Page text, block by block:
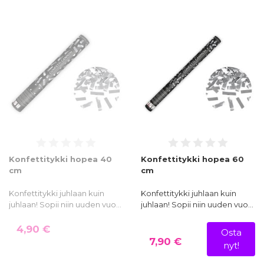
Konfettitykki hopea 40
cm
Konfettitykki juhlaan kuin
juhlaan! Sopii niin uuden vuo…
4,90 €
Konfettitykki hopea 60
cm
Konfettitykki juhlaan kuin
juhlaan! Sopii niin uuden vuo…
7,90 €
Osta
nyt!